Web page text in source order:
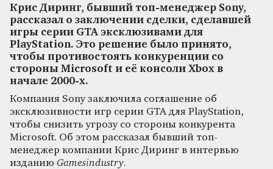
Крис Диринг, бывший топ-менеджер Sony,
рассказал о заключении сделки, сделавшей
игры серии GTA эксклюзивами для
PlayStation. Это решение было принято,
чтобы противостоять конкуренции со
стороны Microsoft и её консоли Xbox в
начале 2000-х.
Компания Sony заключила соглашение об
эксклюзивности игр серии GTA для PlayStation,
чтобы снизить угрозу со стороны конкурента
Microsoft. Об этом рассказал бывший топ-
менеджер компании Крис Диринг в интервью
изданию Gamesindustry.